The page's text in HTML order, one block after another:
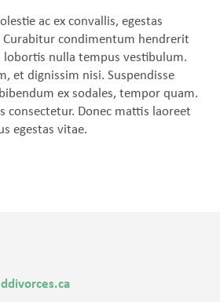
ac ex convallis, egestas
condimentum hendrerit
lobortis nulla tempus vestibulum.
et dignissim nisi. Suspendisse
ex sodales, tempor quam.
consectetur. Donec mattis laoreet
egestas vitae.